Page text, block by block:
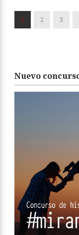
1 2 3
Nuevo